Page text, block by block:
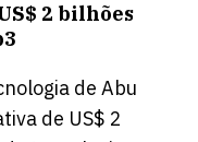
2 bilhões
de Abu
de US$ 2